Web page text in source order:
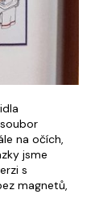
na očích,
jsme
s
magnetů,